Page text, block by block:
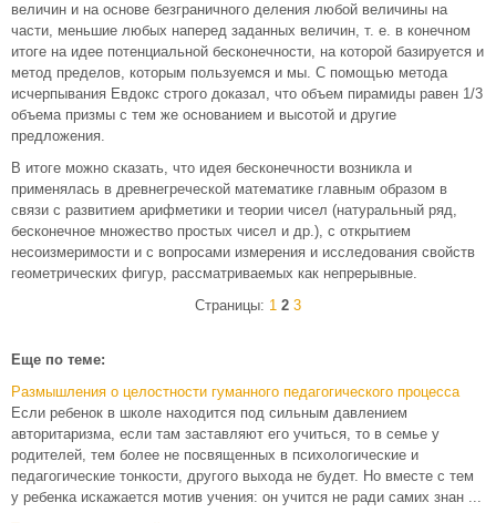
величин и на основе безграничного деления любой величины на
части, меньшие любых наперед заданных величин, т. е. в конечном
итоге на идее потенциальной бесконечности, на которой базируется и
метод пределов, которым пользуемся и мы. С помощью метода
исчерпывания Евдокс строго доказал, что объем пирамиды равен 1/3
объема призмы с тем же основанием и высотой и другие
предложения.
В итоге можно сказать, что идея бесконечности возникла и
применялась в древнегреческой математике главным образом в
связи с развитием арифметики и теории чисел (натуральный ряд,
бесконечное множество простых чисел и др.), с открытием
несоизмеримости и с вопросами измерения и исследования свойств
геометрических фигур, рассматриваемых как непрерывные.
Страницы: 1 2 3
Еще по теме:
Размышления о целостности гуманного педагогического процесса
Если ребенок в школе находится под сильным давлением
авторитаризма, если там заставляют его учиться, то в семье у
родителей, тем более не посвященных в психологические и
педагогические тонкости, другого выхода не будет. Но вместе с тем
у ребенка искажается мотив учения: он учится не ради самих знан ...